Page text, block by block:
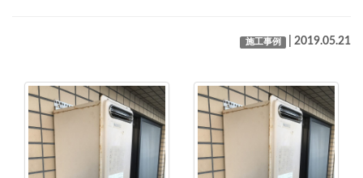
施工事例 | 2019.05.21